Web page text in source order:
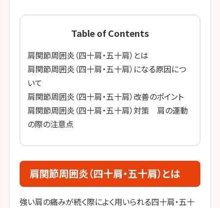
Table of Contents
肩関節周囲炎（四十肩・五十肩）とは
肩関節周囲炎（四十肩・五十肩）になる原因につ
いて
肩関節周囲炎（四十肩・五十肩）改善のポイント
肩関節周囲炎（四十肩・五十肩）対策 肩の運動
の際の注意点
肩関節周囲炎（四十肩・五十肩）とは
強い肩の痛みが続く際によく用いられる四十肩・五十